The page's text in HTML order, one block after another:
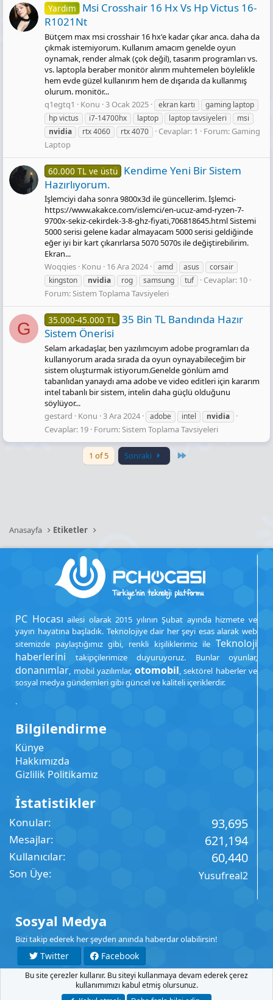
Yardım
Msi Crosshair 16 Hx Vs Hp Victus 16-
R1021Nt
Bütçem max msi crosshair 16 hx'e kadar çıkar anca. daha da
çıkmak istemiyorum. Kullanım amacım genelde oyun
oynamak, render almak (çok değil), tasarım programları vs.
vs. laptopla beraber monitör alırım muhtemelen böylelikle
hem evde güzel kullanırım hem de dışarıda da kullanmış
olurum. monitör...
q1egtq1
Konu 3 Ocak 2025 ekran kartı
gaming laptop
hp victus
i7-14700hx laptop laptop tavsiyeleri
msi
nvidia
rtx 4060 rtx 4070 Cevaplar: 1 Forum: Gaming
Laptop
60.000 TL ve üstü Kendime Yeni Bir Sistem
Hazırlıyorum.
İşlemciyi daha sonra 9800x3d ile güncellerim. İşlemci-
https://www.akakce.com/islemci/en-ucuz-amd-ryzen-7-
9700x-sekiz-cekirdek-3-8-ghz-fiyati,706818645.html Sistemi
5000 serisi gelene kadar almayacam 5000 serisi geldiğinde
eğer iyi bir kart çıkarırlarsa 5070 5070s ile değiştirebilirim.
Ekran...
Woqqies Konu 16 Ara 2024 amd asus
corsair
kingston
nvidia rog samsung tuf
Cevaplar: 10
Forum:Sistem Toplama Tavsiyeleri
G 35.000-45.000 TL 35 Bin TL Bandında Hazır
Sistem Önerisi
Selam arkadaşlar, ben yazılımcıyım adobe programları da
kullanıyorum arada sırada da oyun oynayabileceğim bir
sistem oluşturmak istiyorum.Genelde gönlüm amd
tabanlıdan yanaydı ama adobe ve video editleri için kararım
intel tabanlı bir sistem, intelin daha güçlü olduğunu
söylüyor...
gestard
Konu 3 Ara 2024 adobe intel nvidia
Cevaplar: 19 Forum:Sistem Toplama Tavsiyeleri
1 of 5 Sonraki
Anasayfa Etiketler
PC Hocası ailesi olarak 2015 yılının Şubat ayında hizmete ve
yayın hayatına başladık. Teknolojiye dair her şeyi esas alarak web
sitemizde paylaştığımız gibi, renkli kişiliklerimiz ile Teknoloji
haberlerini takipçilerimize duyuruyoruz. Bunlar oyunlar,
donanımlar, mobil yazılımlar, otomobil, sektörel haberler ve
sosyal medya gündemleri gibi güncel ve kaliteli içeriklerdir.
.
Bilgilendirme
Künye
Hakkımızda
Gizlilik Politikamız
İstatistikler
Konular 93,695
Mesajlar 621,194
Kullanıcılar 60,440
Son Üye Yusufreal2
Sosyal Medya
Bizi takip ederek her şeyden anında haberdar olabilirsin!
Twitter
Facebook
YouTube
Instagram
Bu site çerezler kullanır. Bu siteyi kullanmaya devam ederek çerez
kullanımımızı kabul etmiş olursunuz.